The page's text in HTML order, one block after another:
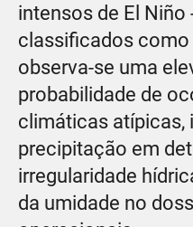
intensos de El
classificados como
observa-se uma
probabilidade de
climáticas atípicas,
precipitação em
irregularidade
da umidade no